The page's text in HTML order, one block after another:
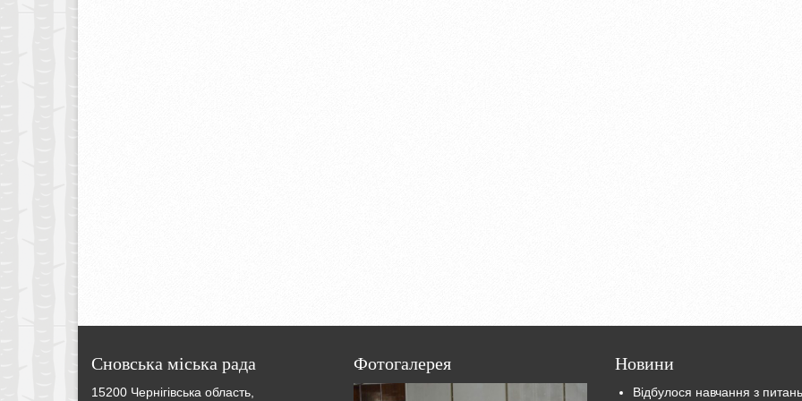
Сновська міська рада
15200 Чернігівська область,
Фотогалерея Новини
Відбулося навчання з питань